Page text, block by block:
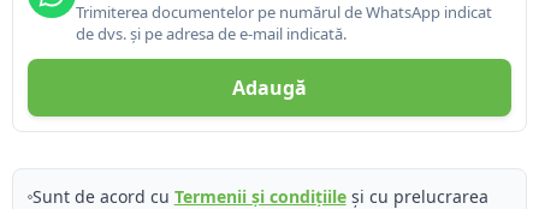
Trimiterea documentelor pe numărul de WhatsApp indicat
de dvs. și pe adresa de e-mail indicată.
Adaugă
Sunt de acord cu Termenii și condițiileși cu prelucrarea